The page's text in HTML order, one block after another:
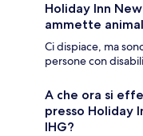
Holiday Inn
ammette
Ci dispiace, ma
persone con
A che ora si
presso Holiday
IHG?